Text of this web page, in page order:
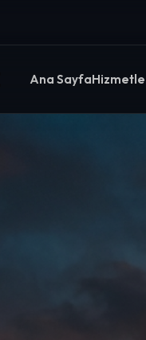
Ana Sayfa